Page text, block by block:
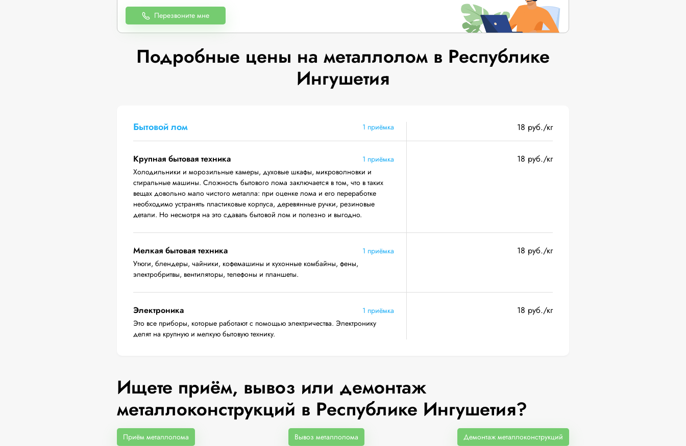
Перезвоните мне
Подробные цены на металлолом в Республике
Ингушетия
Бытовой лом 1 приёмка 18 руб./кг
Крупная бытовая техника
1 приёмка
Холодильники и морозильные камеры, духовые шкафы, микроволновки и
стиральные машины. Сложность бытового лома заключается в том, что в таких
вещах довольно мало чистого металла: при оценке лома и его переработке
необходимо устранять пластиковые корпуса, деревянные ручки, резиновые
детали. Но несмотря на это сдавать бытовой лом и полезно и выгодно.
18 руб./кг
Мелкая бытовая техника
1 приёмка
Утюги, блендеры, чайники, кофемашины и кухонные комбайны, фены,
электробритвы, вентиляторы, телефоны и планшеты.
18 руб./кг
Электроника
1 приёмка
Это все приборы, которые работают с помощью электричества. Электронику
делят на крупную и мелкую бытовую технику.
18 руб./кг
Ищете приём, вывоз или демонтаж
металлоконструкций в Республике Ингушетия?
Приём металлолома Вывоз металлолома Демонтаж металлоконструкций